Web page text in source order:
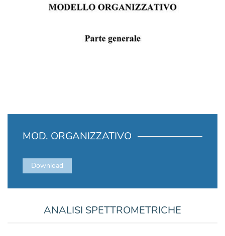
MOD. ORGANIZZATIVO
Download
ANALISI SPETTROMETRICHE